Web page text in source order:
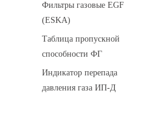
Фильтры газовые EGF
(ESKA)
Таблица пропускной
способности ФГ
Индикатор перепада
давления газа ИП-Д